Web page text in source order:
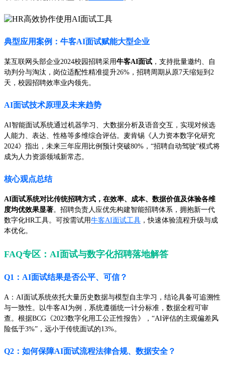
典型应用案例：牛客AI面试赋能大型企业
某互联网头部企业2024校园招聘采用牛客AI面试 ，支持批量邀约、自
动判分与淘汰，岗位适配性精准提升26%，招聘周期从原7天缩短到2
天，校园招聘效率业内领先。
AI面试技术原理及未来趋势
AI智能面试系统通过机器学习、大数据分析及语音交互，实现对候选
人能力、表达、性格等多维综合评估。麦肯锡《人力资本数字化研究
2024》指出，未来三年应用比例预计突破80%，“招聘自动驾驶”模式将
成为人力资源领域新常态。
核心观点总结
AI面试系统对比传统招聘方式，在效率、成本、数据价值及体验各维
度均优效果显著。招聘负责人应优先构建智能招聘体系，拥抱新一代
数字化HR工具。可按需试用牛客AI面试工具 ，快速体验流程升级与成
本优化。
FAQ专区：AI面试与数字化招聘落地解答
Q1：AI面试结果是否公平、可信？
A：AI面试系统依托大量历史数据与模型自主学习，结论具备可追溯性
与一致性。以牛客AI为例，系统遵循统一计分标准，数据全程可审
查。根据BCG《2023数字化用工公正性报告》，“AI评估的主观偏差风
险低于3%”，远小于传统面试的13%。
Q2：如何保障AI面试流程法律合规、数据安全？